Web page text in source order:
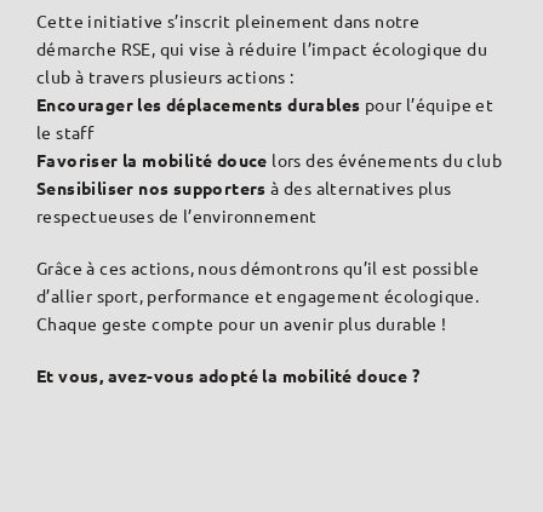
Cette initiative s’inscrit pleinement dans notre
démarche RSE, qui vise à réduire l’impact écologique du
club à travers plusieurs actions :
Encourager les déplacements durables pour l’équipe et
le staff
Favoriser la mobilité douce lors des événements du club
Sensibiliser nos supporters à des alternatives plus
respectueuses de l’environnement
Grâce à ces actions, nous démontrons qu’il est possible
d’allier sport, performance et engagement écologique.
Chaque geste compte pour un avenir plus durable !
Et vous, avez-vous adopté la mobilité douce ?